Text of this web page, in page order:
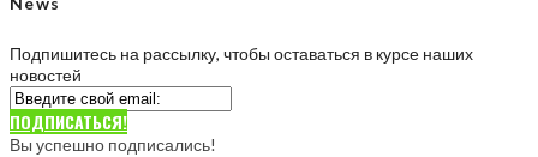
Подпишитесь на рассылку, чтобы оставаться в курсе наших
новостей
ПОДПИСАТЬСЯ!
Вы успешно подписались!